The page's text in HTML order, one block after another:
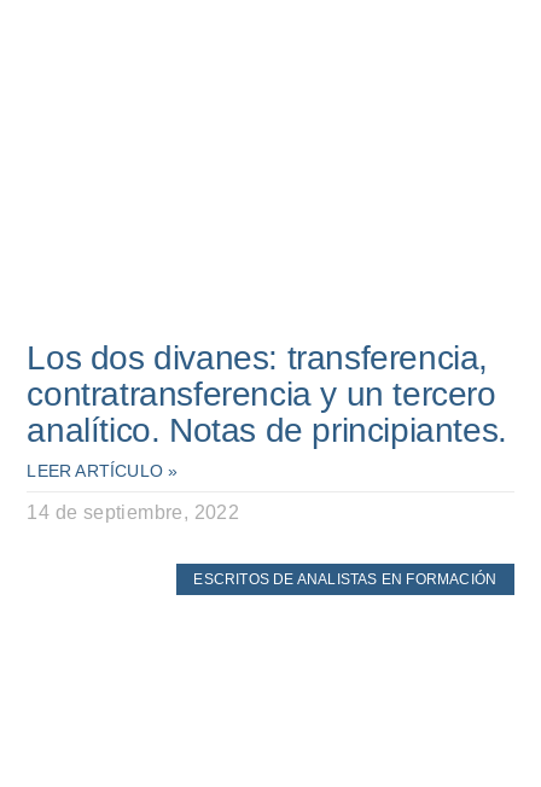
Los dos divanes: transferencia,
contratransferencia y un tercero
analítico. Notas de principiantes.
LEER ARTÍCULO »
14 de septiembre, 2022
ESCRITOS DE ANALISTAS EN FORMACIÓN